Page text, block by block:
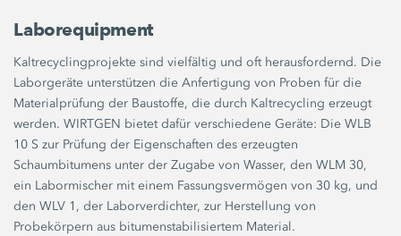
Laborequipment
Kaltrecyclingprojekte sind vielfältig und oft herausfordernd. Die
Laborgeräte unterstützen die Anfertigung von Proben für die
Materialprüfung der Baustoffe, die durch Kaltrecycling erzeugt
werden. WIRTGEN bietet dafür verschiedene Geräte: Die WLB
10 S zur Prüfung der Eigenschaften des erzeugten
Schaumbitumens unter der Zugabe von Wasser, den WLM 30,
ein Labormischer mit einem Fassungsvermögen von 30 kg, und
den WLV 1, der Laborverdichter, zur Herstellung von
Probekörpern aus bitumenstabilisiertem Material.